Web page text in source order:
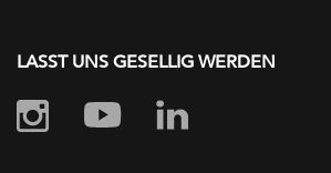
LASST UNS GESELLIG WERDEN